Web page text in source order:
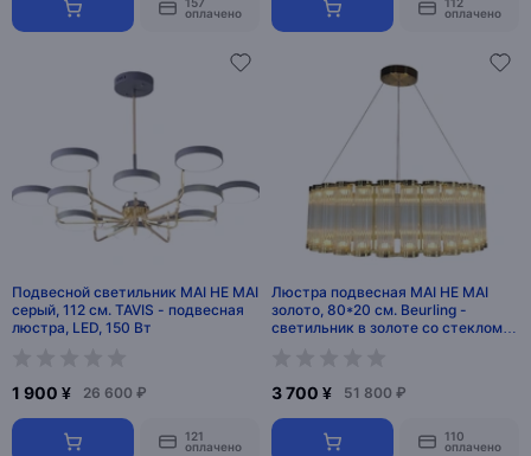
оплачено оплачено
Подвесной светильник MAI HE MAI
серый, 112 см. TAVIS - подвесная
люстра, LED, 150 Вт
1 900 ¥ 26 600 ₽
121
оплачено
Люстра подвесная MAI HE MAI
золото, 80*20 см. Beurling -
светильник в золоте со стеклом,
3 700 ¥ 51 800 ₽
110
оплачено